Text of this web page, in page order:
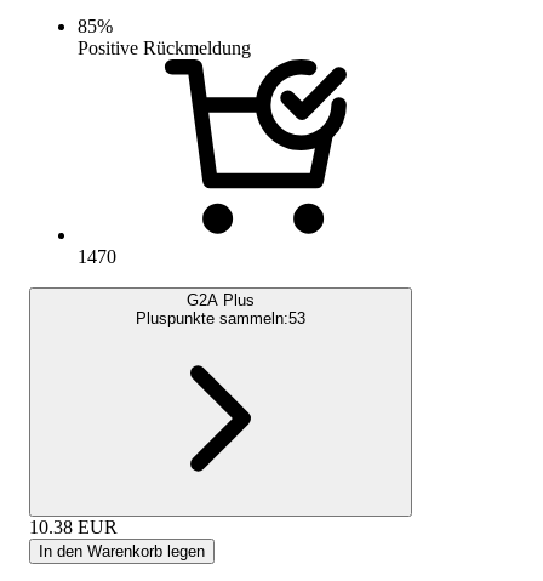
85%
Positive Rückmeldung
1470
G2A Plus
Pluspunkte sammeln:53
10.38 EUR
In den Warenkorb legen